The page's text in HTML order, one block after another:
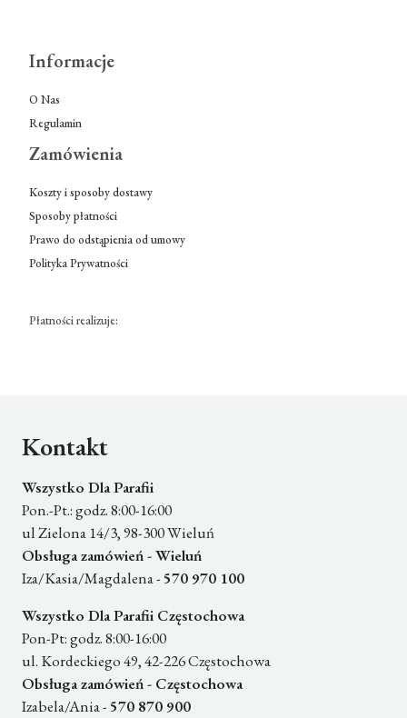
Informacje
O Nas
Regulamin
Zamówienia
Koszty i sposoby dostawy
Sposoby płatności
Prawo do odstąpienia od umowy
Polityka Prywatności
Płatności realizuje:
Kontakt
Wszystko Dla Parafii
Pon.-Pt.: godz. 8:00-16:00
ul Zielona 14/3, 98-300 Wieluń
Obsługa zamówień - Wieluń
Iza/Kasia/Magdalena - 570 970 100
Wszystko Dla Parafii Częstochowa
Pon-Pt: godz. 8:00-16:00
ul. Kordeckiego 49, 42-226 Częstochowa
Obsługa zamówień - Częstochowa
Izabela/Ania - 570 870 900